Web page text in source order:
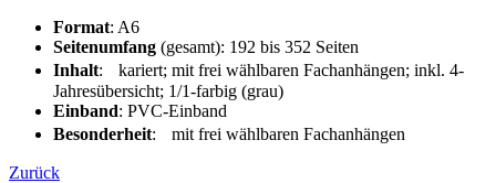
Format: A6
Seitenumfang (gesamt): 192 bis 352 Seiten
Inhalt: kariert; mit frei wählbaren Fachanhängen; inkl. 4-
Jahresübersicht; 1/1-farbig (grau)
Einband: PVC-Einband
Besonderheit: mit frei wählbaren Fachanhängen
Zurück